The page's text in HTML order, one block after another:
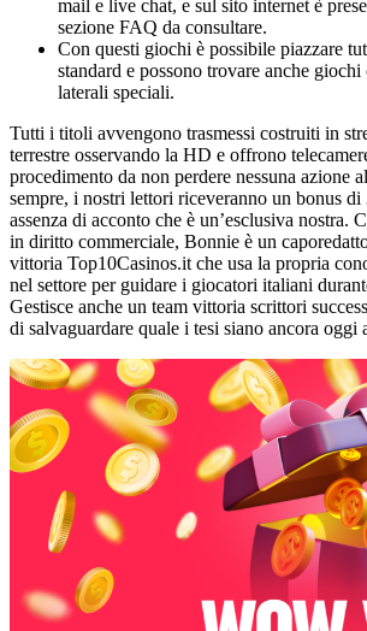
mail e live chat, e sul sito internet è
sezione FAQ da consultare.
Con questi giochi è possibile piazzare
standard e possono trovare anche giochi
laterali speciali.
Tutti i titoli avvengono trasmessi costruiti in
terrestre osservando la HD e offrono
procedimento da non perdere nessuna azione
sempre, i nostri lettori riceveranno un bonus
assenza di acconto che è un’esclusiva nostra.
in diritto commerciale, Bonnie è un
vittoria Top10Casinos.it che usa la propria
nel settore per guidare i giocatori italiani
Gestisce anche un team vittoria scrittori
di salvaguardare quale i tesi siano ancora oggi